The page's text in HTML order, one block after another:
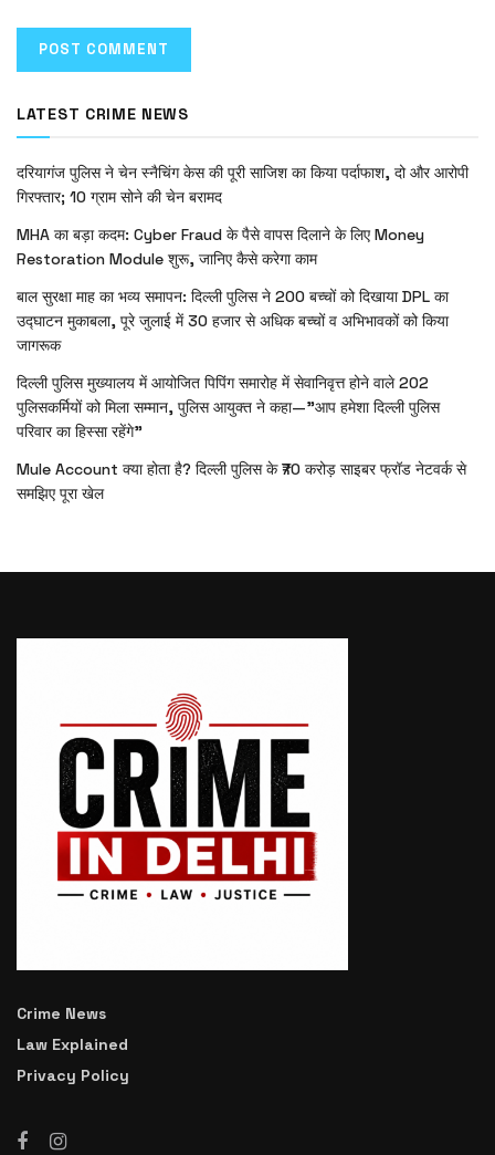
LATEST CRIME NEWS
दरियागंज पुलिस ने चेन स्नैचिंग केस की पूरी साजिश का किया पर्दाफाश, दो और आरोपी
गिरफ्तार; 10 ग्राम सोने की चेन बरामद
MHA का बड़ा कदम: Cyber Fraud के पैसे वापस दिलाने के लिए Money
Restoration Module शुरू, जानिए कैसे करेगा काम
बाल सुरक्षा माह का भव्य समापन: दिल्ली पुलिस ने 200 बच्चों को दिखाया DPL का
उद्घाटन मुकाबला, पूरे जुलाई में 30 हजार से अधिक बच्चों व अभिभावकों को किया
जागरूक
दिल्ली पुलिस मुख्यालय में आयोजित पिपिंग समारोह में सेवानिवृत्त होने वाले 202
पुलिसकर्मियों को मिला सम्मान, पुलिस आयुक्त ने कहा—”आप हमेशा दिल्ली पुलिस
परिवार का हिस्सा रहेंगे”
Mule Account क्या होता है? दिल्ली पुलिस के ₹70 करोड़ साइबर फ्रॉड नेटवर्क से
समझिए पूरा खेल
Crime News
Law Explained
Privacy Policy